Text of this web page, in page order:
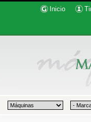
Inicio